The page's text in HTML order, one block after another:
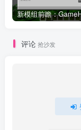
你可以在这里添加
项目需要的每个依
于最后，如果所有仓
建脚本的下一部分
在的仓库。例如，
新模组前瞻：
评论 抢沙发